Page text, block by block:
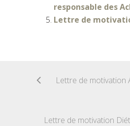
responsable des
Lettre de
Lettre de motivation